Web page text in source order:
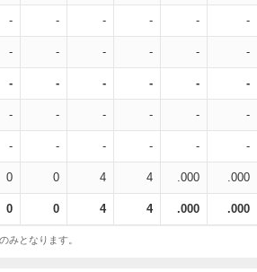
- - - - - -
- - - - - -
- - - - - -
- - - - - -
- - - - - -
0 0 4 4 .000 .000
0 0 4 4 .000 .000
みとなります。